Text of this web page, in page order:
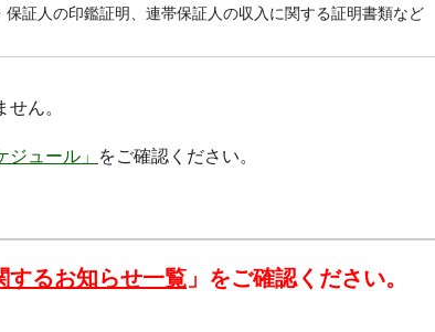
保証人の印鑑証明、連帯保証人の収入に関する証明書類など
ん。
ジュール」 をご確認ください。
するお知らせ一覧 」をご確認ください。